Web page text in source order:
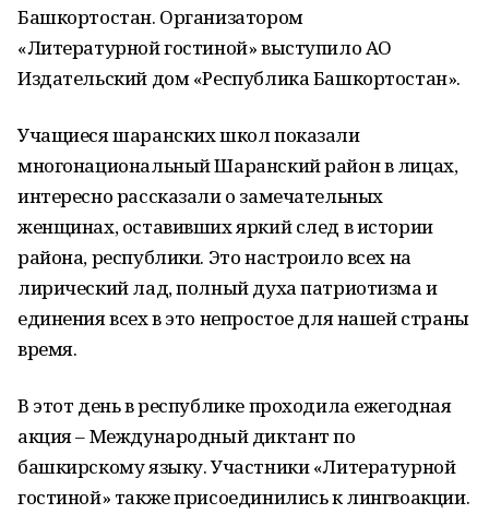
Башкортостан. Организатором
«Литературной гостиной» выступило АО
Издательский дом «Республика Башкортостан».
Учащиеся шаранских школ показали
многонациональный Шаранский район в лицах,
интересно рассказали о замечательных
женщинах, оставивших яркий след в истории
района, республики. Это настроило всех на
лирический лад, полный духа патриотизма и
единения всех в это непростое для нашей страны
время.
В этот день в республике проходила ежегодная
акция – Международный диктант по
башкирскому языку. Участники «Литературной
гостиной» также присоединились к лингвоакции.